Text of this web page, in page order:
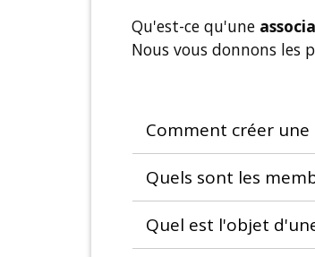
Qu'est-ce qu'une
Nous vous donnons les
Comment créer une
Quels sont les
Quel est l'objet